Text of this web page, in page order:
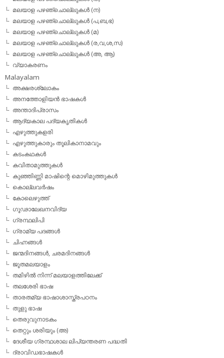
മലയാള പഴഞ്ചൊല്ലുകള്‍ (ന)
മലയാള പഴഞ്ചൊല്ലുകള്‍ (പ,ബ,ഭ)
മലയാള പഴഞ്ചൊല്ലുകള്‍ (മ)
മലയാള പഴഞ്ചൊല്ലുകള്‍ (ര,വ,ശ,സ)
മലയാള പഴഞ്ചൊല്ലുകൾ (അ, ആ)
വ്യാകരണം
Malayalam
അക്ഷരശ്ലോകം
അനത്തോളിയന്‍ ഭാഷകള്‍
അന്താദിപ്രാസം
ആദ്യകാല പദ്യകൃതികള്‍
എഴുത്തുകളരി
എഴുത്തുകാരും തൂലികാനാമവും
കടംകഥകള്‍
കവിതാമുത്തുകള്‍
കുഞ്ഞിണ്ണി മാഷിന്റെ മൊഴിമുത്തുകള്‍
കൊല്ലവര്‍ഷം
കോലെഴുത്ത്
ഗൂഢാലേഖനവിദ്യ
ഗ്രന്ഥലിപി
ഗ്രാമ്യ പദങ്ങള്‍
ചിഹ്നങ്ങള്‍
ജന്മദിനങ്ങള്‍, ചരമദിനങ്ങള്‍
ജൂതമലയാളം
തമിഴില്‍ നിന്ന് മലയാളത്തിലേക്ക്
തലശേരി ഭാഷ
താരതമ്യ ഭാഷാശാസ്ത്രപഠനം
തുളു ഭാഷ
തെരുവുനാടകം
തെറ്റും ശരിയും (അ)
ദേശീയ ഗ്രന്ഥശാല ലിപ്യന്തരണ പദ്ധതി
ദ്രാവിഡഭാഷകള്‍